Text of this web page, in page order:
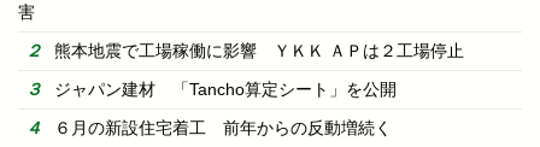
害
熊本地震で工場稼働に影響 ＹＫＫ ＡＰは２工場停止
ジャパン建材 「Tancho算定シート」を公開
６月の新設住宅着工 前年からの反動増続く